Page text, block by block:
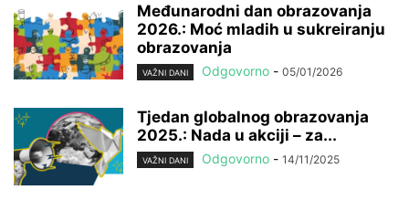
Međunarodni dan obrazovanja
2026.: Moć mladih u sukreiranju
obrazovanja
VAŽNI DANI Odgovorno - 05/01/2026
Tjedan globalnog obrazovanja
2025.: Nada u akciji – za...
VAŽNI DANI Odgovorno - 14/11/2025